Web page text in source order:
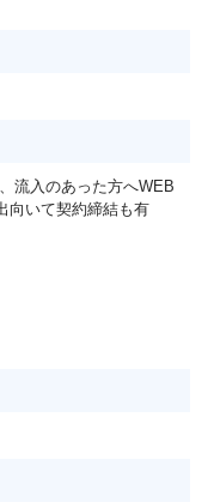
流入のあった方へWEB
向いて契約締結も有